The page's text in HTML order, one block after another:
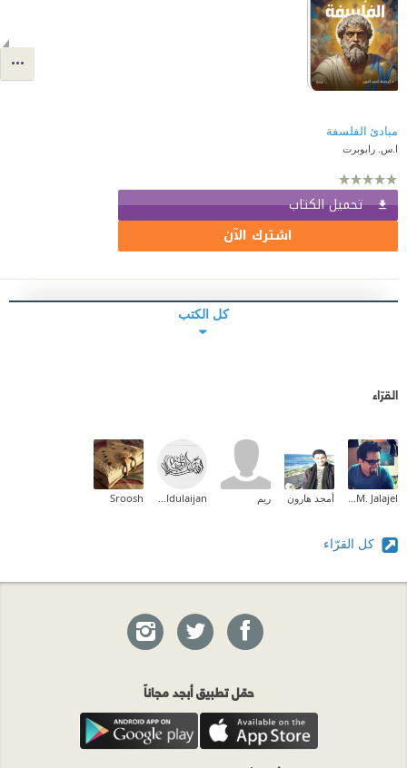
مبادئ الفلسفة
ا.س. رابوبرت
تحميل الكتاب
اشترك الآن
كل الكتب
القرّاء
أمجد هارون ريم Sroosh
كل القرّاء
حمّل تطبيق أبجد مجاناً